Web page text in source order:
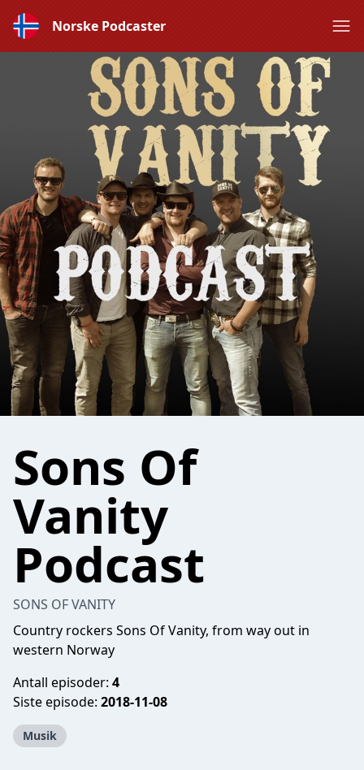
Norske Podcaster
Sons Of
Vanity
Podcast
SONS OF VANITY
Country rockers Sons Of Vanity, from way out in
western Norway
Antall episoder: 4
Siste episode: 2018-11-08
Musik